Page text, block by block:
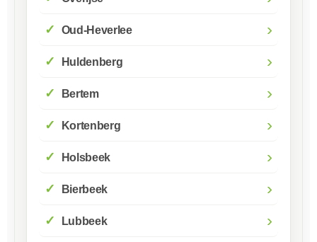
Oud-Heverlee ›
Huldenberg ›
Bertem ›
Kortenberg ›
Holsbeek ›
Bierbeek ›
Lubbeek ›